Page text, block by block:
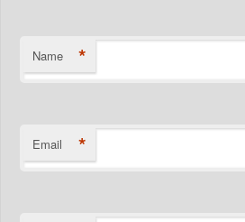
Name *
Email *